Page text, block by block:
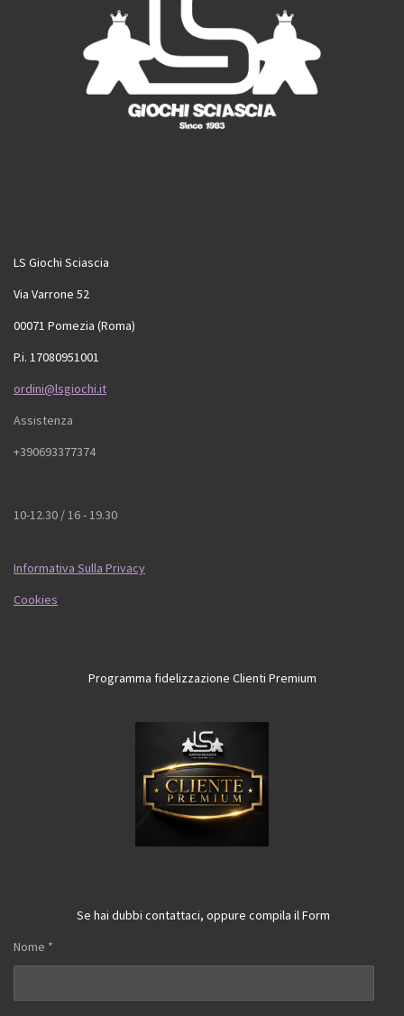
LS Giochi Sciascia
Via Varrone 52
00071 Pomezia (Roma)
P.i. 17080951001
ordini@lsgiochi.it
Assistenza
+390693377374
10-12.30 / 16 - 19.30
Informativa Sulla Privacy
Cookies
Programma fidelizzazione Clienti Premium
Se hai dubbi contattaci, oppure compila il Form
Nome *